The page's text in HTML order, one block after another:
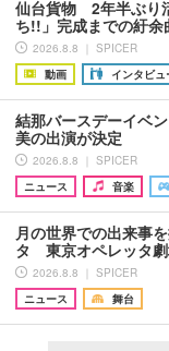
仙台貨物 2年半ぶり
ち!!」完成までの紆
2026.8.8 ｜ SPICER
動画
インタビュ
結那バースデーイベ
美の出演が決定
2026.8.8 ｜ SPICER
ニュース
音楽
月の世界での出来事
タ 東京オペレッタ
2026.8.8 ｜ SPICER
ニュース
舞台